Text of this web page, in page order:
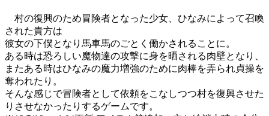
村の復興のため冒険者となった少女、ひなみによって召喚
された貴方は
彼女の下僕となり馬車馬のごとく働かされることに。
ある時は恐ろしい魔物達の攻撃に身を晒される肉壁となり、
またある時はひなみの魔力増強のために肉棒を弄られ貞操を
奪われたり。
そんな感じで冒険者として依頼をこなしつつ村を復興させた
りさせなかったりするゲームです。